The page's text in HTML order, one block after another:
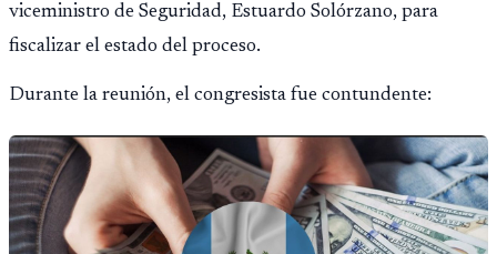
viceministro de Seguridad, Estuardo Solórzano, para
fiscalizar el estado del proceso.
Durante la reunión, el congresista fue contundente: